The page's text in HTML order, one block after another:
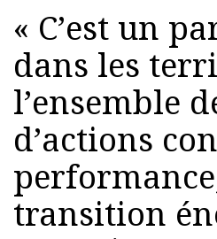
« C’est un
dans les
l’ensemble
d’actions
transition